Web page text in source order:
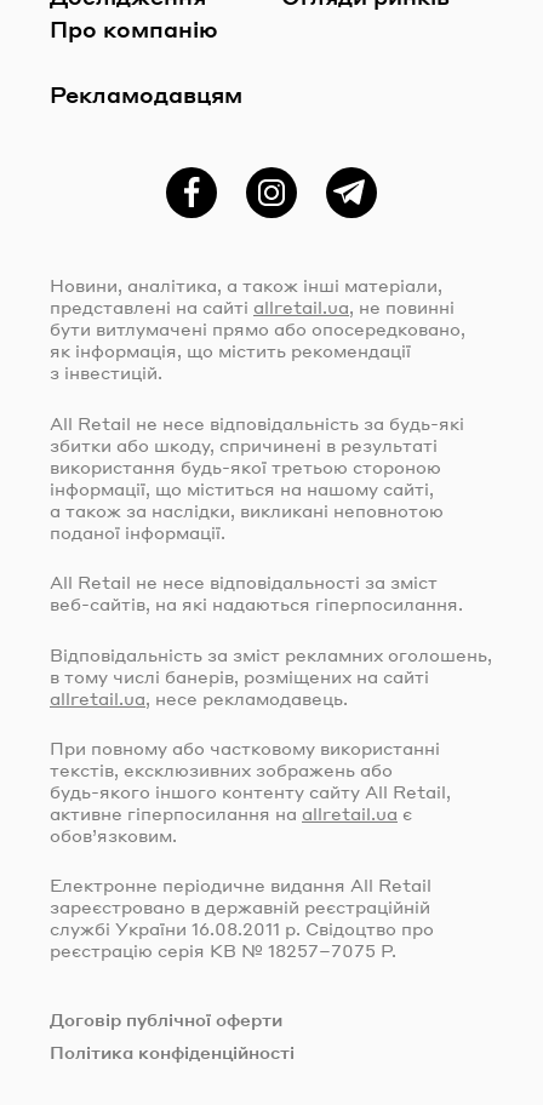
Про компанію
Рекламодавцям
ФейсбукInstagramTelegram
Новини, аналітика, а також інші матеріали,
представлені на сайті allretail.ua, не повинні
бути витлумачені прямо або опосередковано,
як інформація, що містить рекомендації
з інвестицій.
All Retail не несе відповідальність за будь-які
збитки або шкоду, спричинені в результаті
використання будь-якої третьою стороною
інформації, що міститься на нашому сайті,
а також за наслідки, викликані неповнотою
поданої інформації.
All Retail не несе відповідальності за зміст
веб-сайтів, на які надаються гіперпосилання.
Відповідальність за зміст рекламних оголошень,
в тому числі банерів, розміщених на сайті
allretail.ua , несе рекламодавець.
При повному або частковому використанні
текстів, ексклюзивних зображень або
будь-якого іншого контенту сайту All Retail,
активне гіперпосилання на allretail.ua є
обов’язковим.
Електронне періодичне видання All Retail
зареєстровано в державній реєстраційній
службі України 16.08.2011 р. Свідоцтво про
реєстрацію серія КВ № 18257–7075 Р.
Договір публічної оферти
Політика конфіденційності